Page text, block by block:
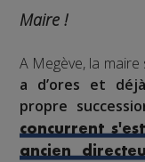
Maire !
A Megève, la
a d’ores et
propre
concurrent
ancien